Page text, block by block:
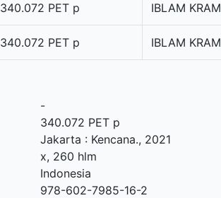
340.072 PET p IBLAM
340.072 PET p IBLAM
-
340.072 PET p
Jakarta : Kencana., 2021
x, 260 hlm
Indonesia
978-602-7985-16-2